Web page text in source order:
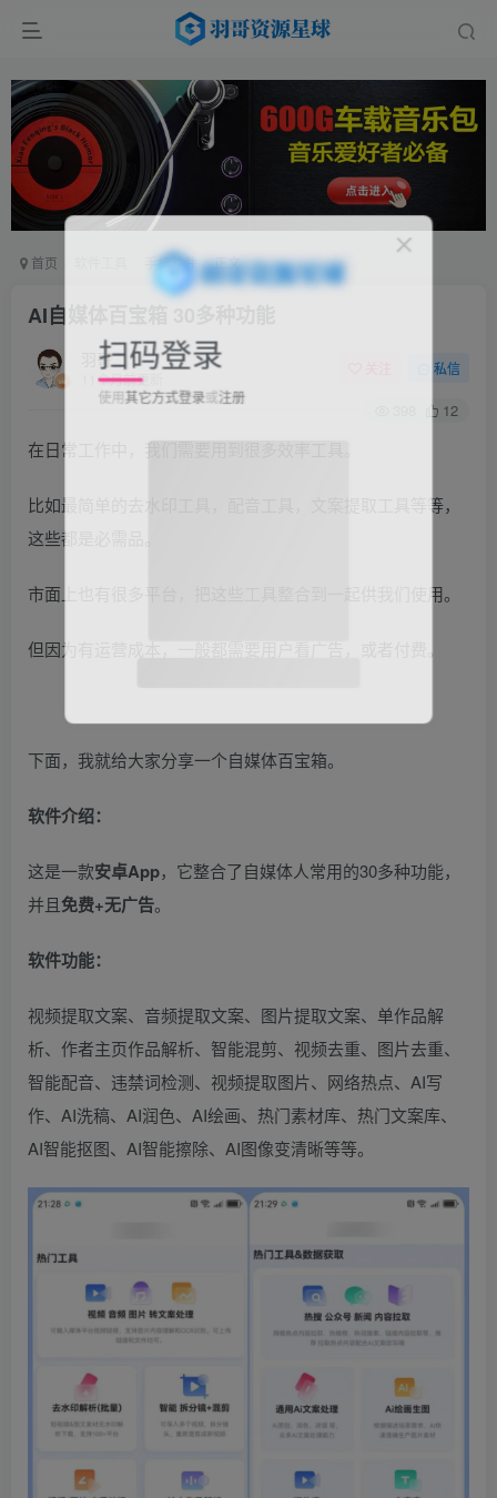
首页 手机软件 正文
AI自媒体百宝箱 30多种功能
羽哥
11个月前更新
私信
12
在日常工作中，我们需要用到很多效率工具。
比如最简单的去水印工具，配音工具，文案提取工具等等，
这些都是必需品。
市面上也有很多平台，把这些工具整合到一起供我们使用。
但因为有运营成本，一般都需要用户看广告，或者付费。
下面，我就给大家分享一个自媒体百宝箱。
软件介绍：
这是一款安卓App，它整合了自媒体人常用的30多种功能，
并且免费+无广告。
软件功能：
视频提取文案、音频提取文案、图片提取文案、单作品解
析、作者主页作品解析、智能混剪、视频去重、图片去重、
智能配音、违禁词检测、视频提取图片、网络热点、AI写
作、AI洗稿、AI润色、AI绘画、热门素材库、热门文案库、
AI智能抠图、AI智能擦除、AI图像变清晰等等。
扫码登录
使用其它方式登录或注册